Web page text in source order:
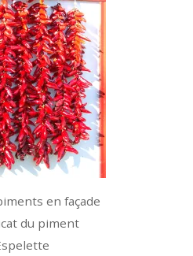
en façade
du piment